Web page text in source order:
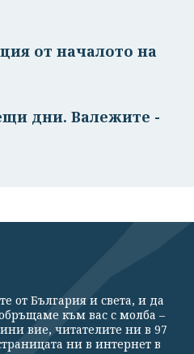
от началото на
дни. Валежите -
от България и света, и да
към вас с молба –
вие, читателите ни в 97
ни в интернет в